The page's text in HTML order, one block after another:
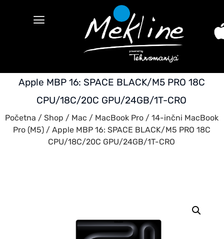
Apple MBP 16: SPACE BLACK/M5 PRO 18C
CPU/18C/20C GPU/24GB/1T-CRO
Početna / Shop / Mac / MacBook Pro/ 14-inčni MacBook
Pro (M5)/ Apple MBP 16: SPACE BLACK/M5 PRO 18C
CPU/18C/20C GPU/24GB/1T-CRO